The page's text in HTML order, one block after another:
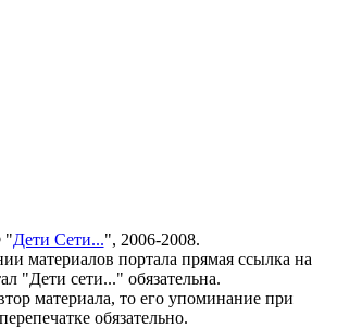
"Дети Сети...", 2006-2008.
материалов портала прямая ссылка на
"Дети сети..." обязательна.
материала, то его упоминание при
перепечатке обязательно.